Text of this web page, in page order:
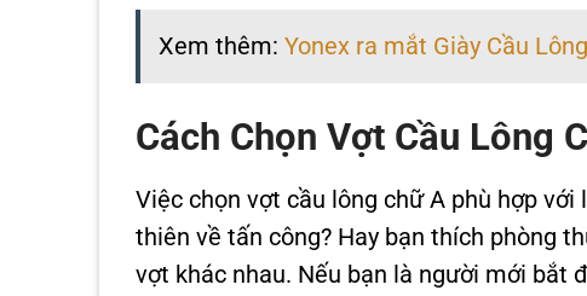
Xem thêm: Yonex ra mắt Giày Cầu
Cách Chọn Vợt Cầu Lông
Việc chọn vợt cầu lông chữ A phù hợp
thiên về tấn công? Hay bạn thích phòng
vợt khác nhau. Nếu bạn là người mới bắt